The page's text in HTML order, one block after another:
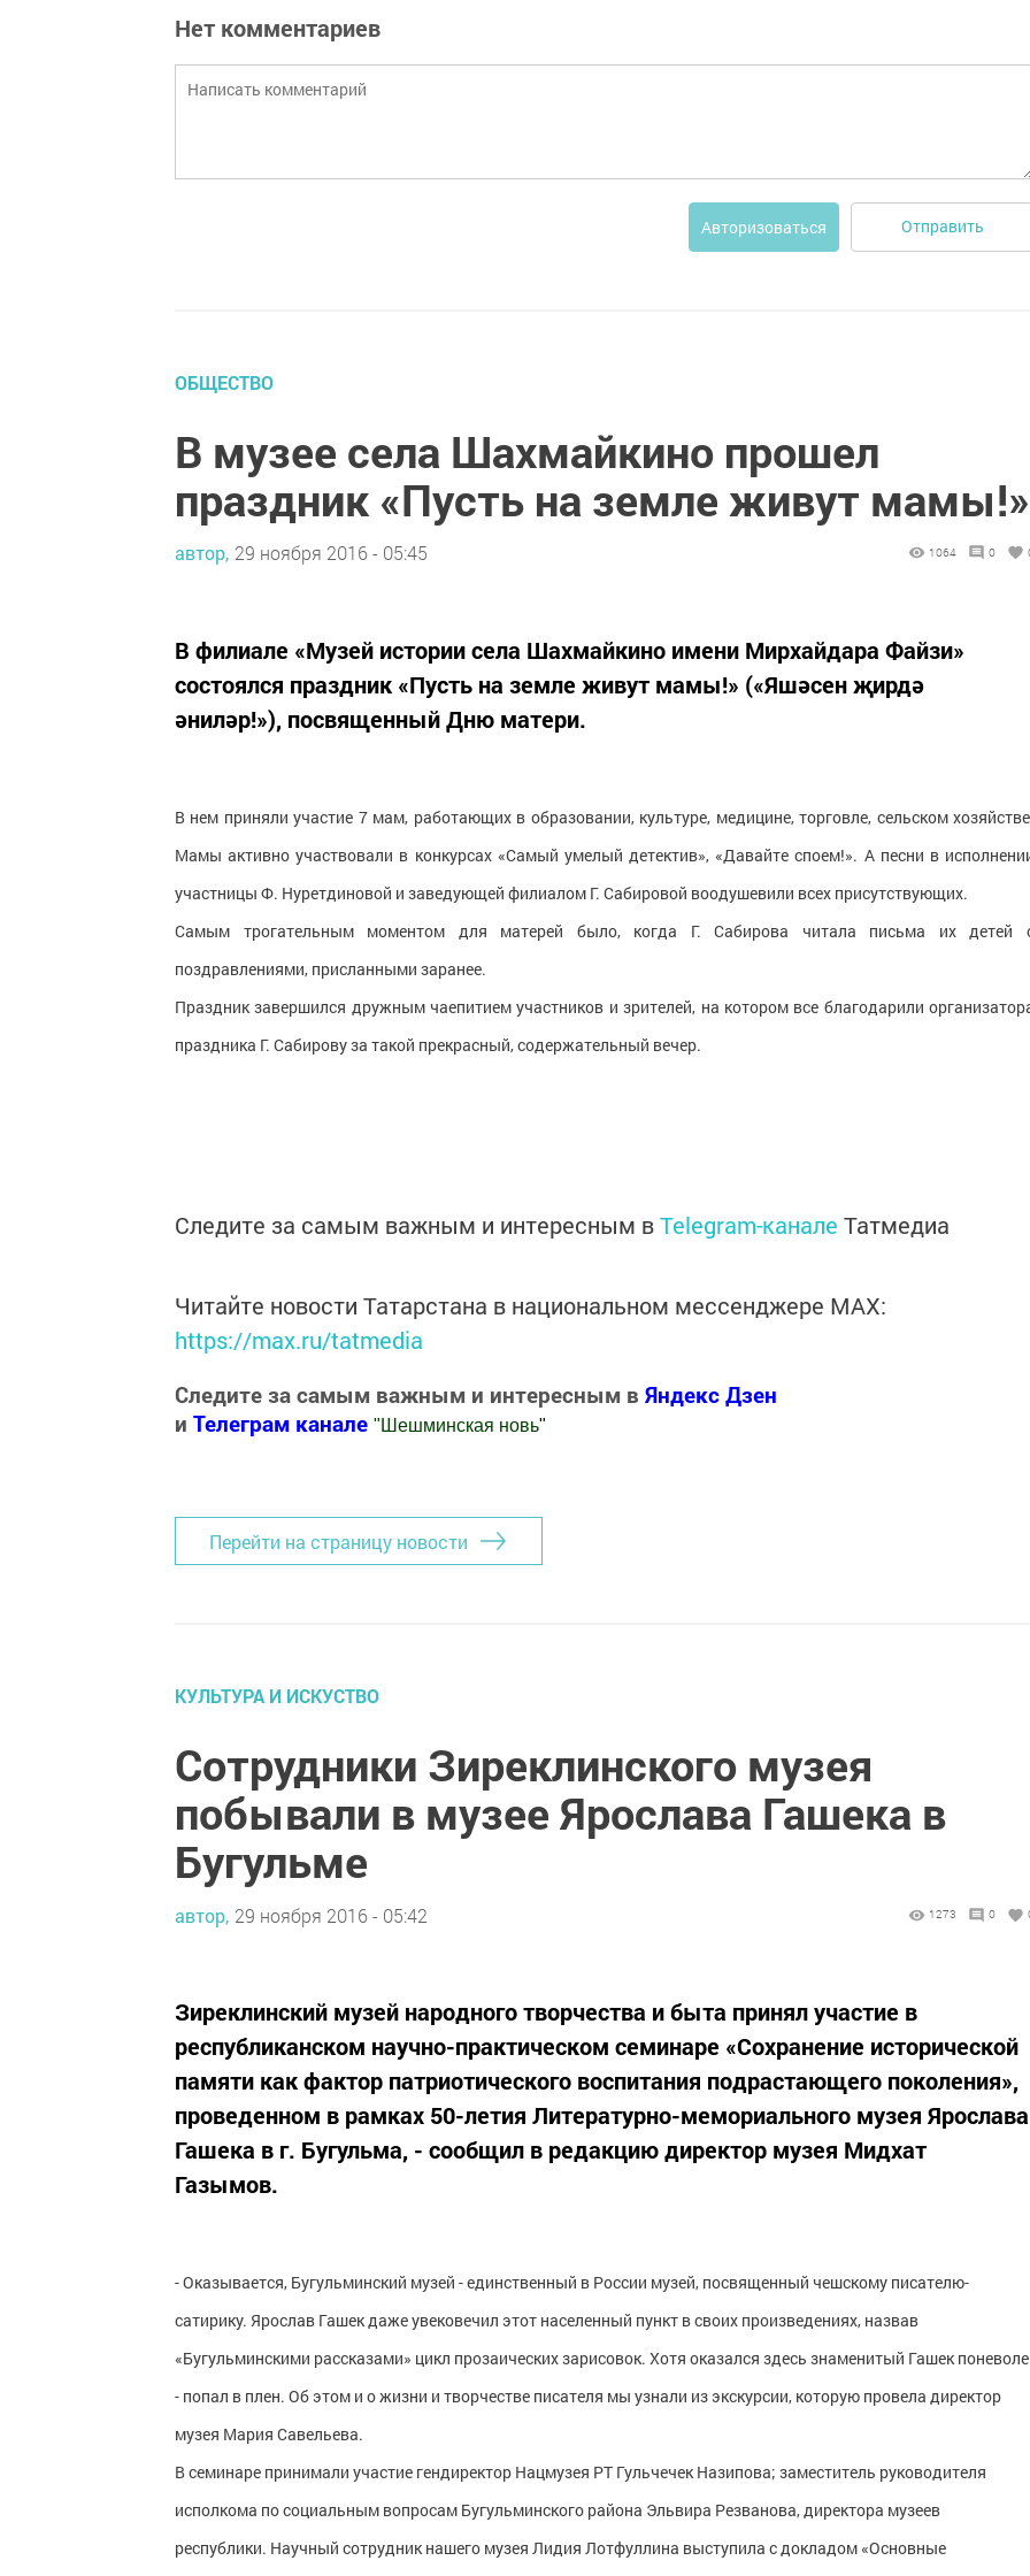
Нет комментариев
Авторизоваться Отправить
ОБЩЕСТВО
В музее села Шахмайкино прошел
праздник «Пусть на земле живут мамы!»
автор, 29 ноября 2016 - 05:45 1064 0
В филиале «Музей истории села Шахмайкино имени Мирхайдара Файзи»
состоялся праздник «Пусть на земле живут мамы!» («Яшәсен җирдә
әниләр!»), посвященный Дню матери.
В нем приняли участие 7 мам, работающих в образовании, культуре, медицине, торговле, сельском
Мамы активно участвовали в конкурсах «Самый умелый детектив», «Давайте споем!». А песни в
участницы Ф. Нуретдиновой и заведующей филиалом Г. Сабировой воодушевили всех присутствующих.
Самым трогательным моментом для матерей было, когда Г. Сабирова читала письма их детей
поздравлениями, присланными заранее.
Праздник завершился дружным чаепитием участников и зрителей, на котором все благодарили
праздника Г. Сабирову за такой прекрасный, содержательный вечер.
Следите за самым важным и интересным вTelegram-канале Татмедиа
Читайте новости Татарстана в национальном мессенджере MАХ:
https://max.ru/tatmedia
Следите за самым важным и интересным в Яндекс Дзен
и Телеграм канале " Шешминская новь"
Перейти на страницу новости
КУЛЬТУРА И ИСКУСТВО
Сотрудники Зиреклинского музея
побывали в музее Ярослава Гашека в
Бугульме
автор, 29 ноября 2016 - 05:42 1273 0
Зиреклинский музей народного творчества и быта принял участие в
республиканском научно-практическом семинаре «Сохранение исторической
памяти как фактор патриотического воспитания подрастающего поколения»,
проведенном в рамках 50-летия Литературно-мемориального музея Ярослава
Гашека в г. Бугульма, - сообщил в редакцию директор музея Мидхат
Газымов.
- Оказывается, Бугульминский музей - единственный в России музей, посвященный чешскому писателю-
сатирику. Ярослав Гашек даже увековечил этот населенный пункт в своих произведениях, назвав
«Бугульминскими рассказами» цикл прозаических зарисовок. Хотя оказался здесь знаменитый Гашек поневоле
- попал в плен. Об этом и о жизни и творчестве писателя мы узнали из экскурсии, которую провела директор
музея Мария Савельева.
В семинаре принимали участие гендиректор Нацмузея РТ Гульчечек Назипова; заместитель руководителя
исполкома по социальным вопросам Бугульминского района Эльвира Резванова, директора музеев
республики. Научный сотрудник нашего музея Лидия Лотфуллина выступила с докладом «Основные